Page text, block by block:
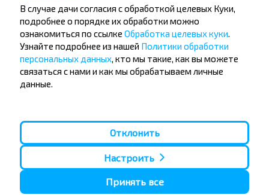
направления
Орша - Могилёв
Минск - Несвиж
Минск - Могилёв
Минск - Пинск
Минск - Брест
Минск - Барановичи
Гомель - Минск
Брест - Тересполь
Брест - Беловежская Пуща
Полоцк - Рига
Минск - Вильнюс
Минск - Варшава
Минск - Москва
Москва - Барановичи
Брест - Люблин
Брест - Варшава
В случае дачи согласия с обработкой целевых Куки,
подробнее о порядке их обработки можно
ознакомиться по ссылке Обработка целевых куки
Узнайте подробнее из нашей Политики обработки
персональных данных , кто мы такие, как вы можете
связаться с нами и как мы обрабатываем личные
данные.
Отклонить
Настроить
Принять все